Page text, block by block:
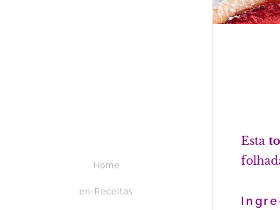
Home
en-Receitas
Esta